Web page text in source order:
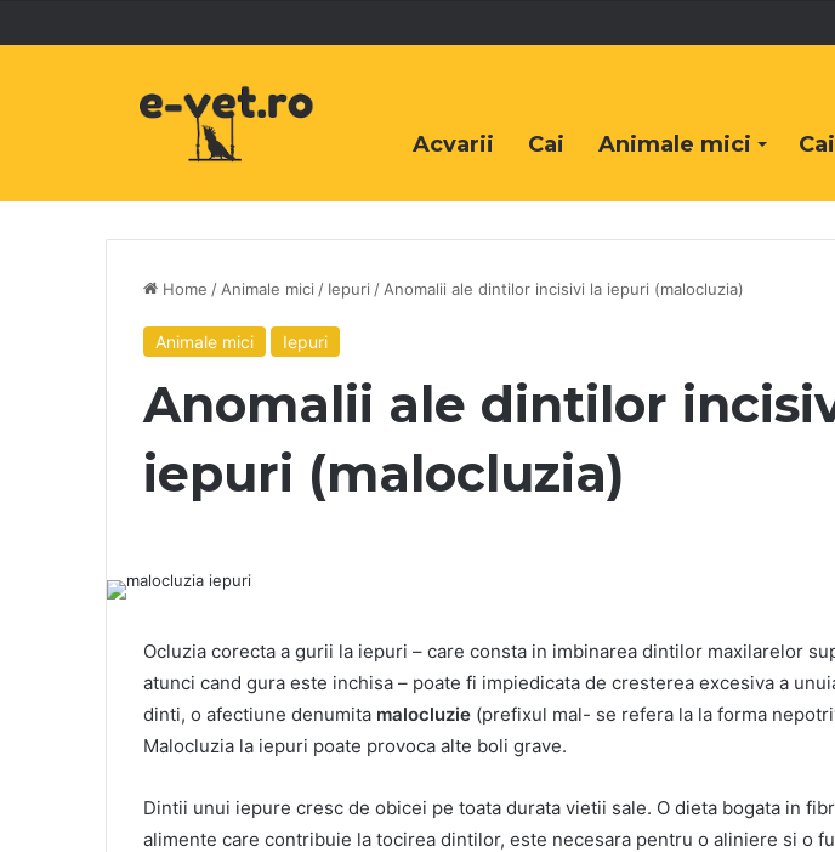
Acvarii Cai Animale mici
Home / Animale mici / Iepuri / Anomalii ale dintilor incisivi la iepuri (malocluzia)
Animale mici Iepuri
Anomalii ale dintilor
iepuri (malocluzia)
Ocluzia corecta a gurii la iepuri – care consta in imbinarea dintilor maxilarelor
atunci cand gura este inchisa – poate fi impiedicata de cresterea excesiva a
dinti, o afectiune denumita malocluzie (prefixul mal- se refera la la forma
Malocluzia la iepuri poate provoca alte boli grave.
Dintii unui iepure cresc de obicei pe toata durata vietii sale. O dieta bogata in
alimente care contribuie la tocirea dintilor, este necesara pentru o aliniere si o